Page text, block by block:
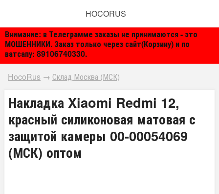
Внимание: в Телеграмме заказы не принимаются - это
МОШЕННИКИ. Заказ только через сайт(Корзину) и по
ватсапу: 89106740330.
HOCORUS
HocoRus → Склад Москва (МСК)
Накладка Xiaomi Redmi 12,
красный силиконовая матовая с
защитой камеры 00-00054069
(МСК) оптом